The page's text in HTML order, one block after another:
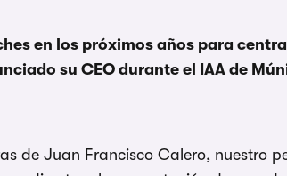
en los próximos años para
su CEO durante el IAA de
de Juan Francisco Calero, nuestro